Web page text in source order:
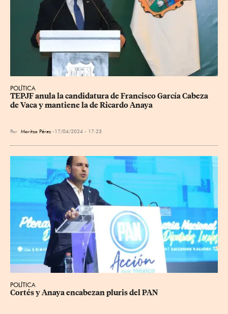
POLÍTICA
TEPJF anula la candidatura de Francisco García Cabeza
de Vaca y mantiene la de Ricardo Anaya
Por Maritza Pérez 17/04/2024 - 17:23
POLÍTICA
Cortés y Anaya encabezan pluris del PAN